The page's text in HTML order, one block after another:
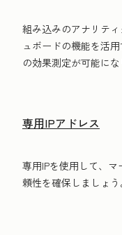
組み込みのアナリテ
ュボードの機能を活
の効果測定が可能にな
専用IPアドレス
専用IPを使用して、
頼性を確保しましょう